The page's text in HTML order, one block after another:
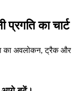
का चार्ट
का अवलोकन, ट्रैक और